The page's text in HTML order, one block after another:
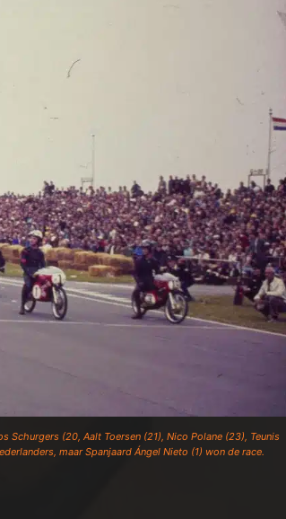
Schurgers (20, Aalt Toersen (21), Nico Polane (23), Teunis
maar Spanjaard Ángel Nieto (1) won de race.